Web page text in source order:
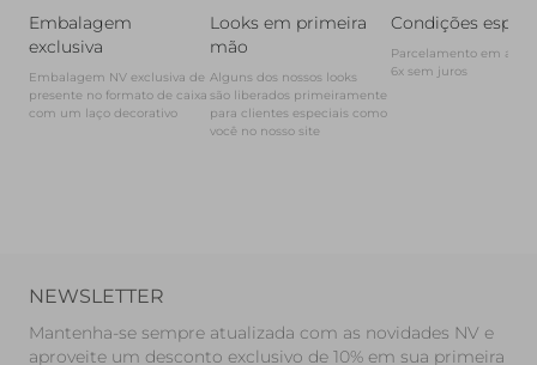
Embalagem
exclusiva
Embalagem NV exclusiva de
presente no formato de caixa
com um laço decorativo
Looks em primeira
mão
Alguns dos nossos looks
são liberados primeiramente
para clientes especiais como
você no nosso site
Condições
Parcelamento em até
6x sem juros
NEWSLETTER
Mantenha-se sempre atualizada com as novidades NV e
aproveite um desconto exclusivo de 10% em sua primeira